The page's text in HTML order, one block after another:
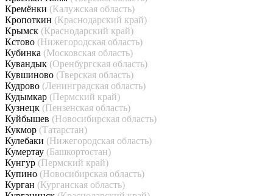
Кремёнки (Калужская область)
Кропоткин (Краснодарский край)
Крымск (Краснодарский край)
Кстово (Нижегородская область)
Кубинка (Московская область)
Кувандык (Оренбургская область)
Кувшиново (Тверская область)
Кудрово (Ленинградская область)
Кудымкар (Пермский край)
Кузнецк (Пензенская область)
Куйбышев (Новосибирская область)
Кукмор (Татарстан)
Кулебаки (Нижегородская область)
Кумертау (Башкортостан)
Кунгур (Пермский край)
Купино (Новосибирская область)
Курган (Курганская область)